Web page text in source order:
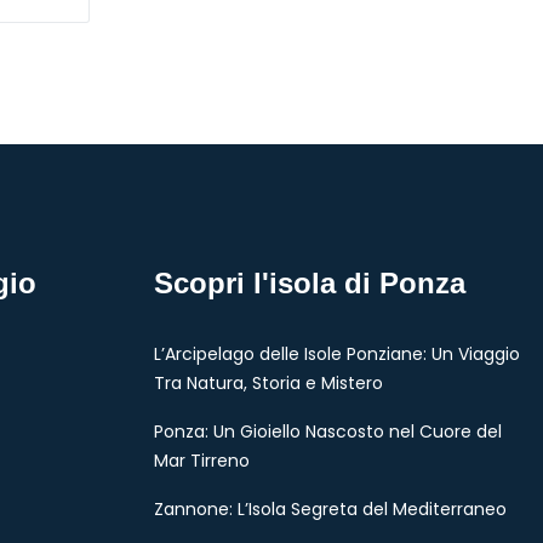
Scopri l'isola di Ponza
L’Arcipelago delle Isole Ponziane: Un Viaggio
Tra Natura, Storia e Mistero
Ponza: Un Gioiello Nascosto nel Cuore del
Mar Tirreno
Zannone: L’Isola Segreta del Mediterraneo